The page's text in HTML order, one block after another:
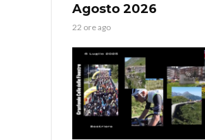
Agosto 2026
22 ore ago